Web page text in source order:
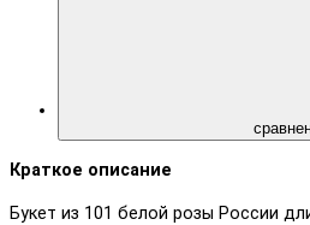
Краткое описание
Букет из 101 белой розы России